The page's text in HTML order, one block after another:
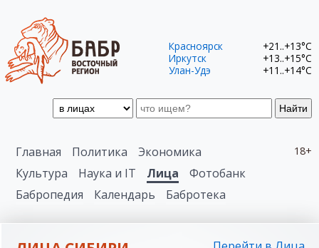
Найти
Красноярск
+21..+13°C
Иркутск
+13..+15°C
Улан-Удэ
+11..+14°C
18+
Главная Политика
Экономика
Культура
Наука и IT Лица
Фотобанк
Бабропедия
Календарь Бабротека